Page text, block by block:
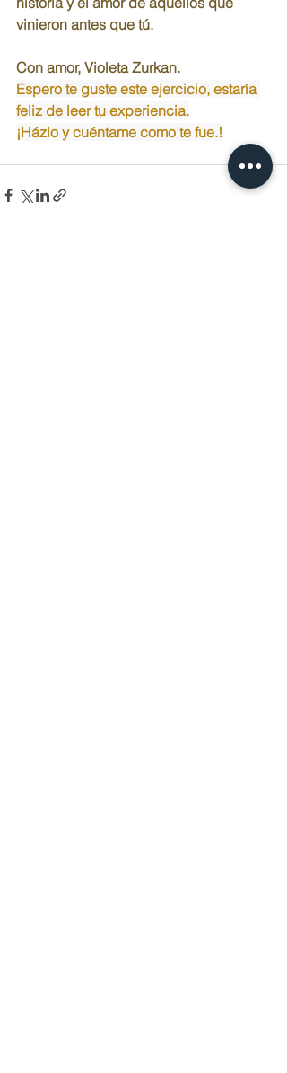
vinieron antes que tú.
Con amor, Violeta Zurkan.
Espero te guste este ejercicio, estaría
feliz de leer tu experiencia.
¡Házlo y cuéntame como te fue.!